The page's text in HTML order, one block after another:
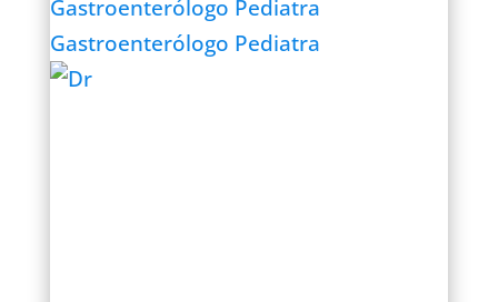
Gastroenterólogo Pediatra
Gastroenterólogo Pediatra